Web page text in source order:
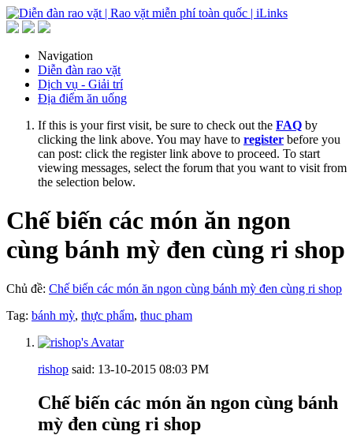
Navigation
Diễn đàn rao vặt
Dịch vụ - Giải trí
Địa điểm ăn uống
If this is your first visit, be sure to check out the FAQ by
clicking the link above. You may have to register before you
can post: click the register link above to proceed. To start
viewing messages, select the forum that you want to visit from
the selection below.
Chế biến các món ăn ngon
cùng bánh mỳ đen cùng ri shop
Chủ đề: Chế biến các món ăn ngon cùng bánh mỳ đen cùng ri shop
Tag: bánh mỳ, thực phẩm, thuc pham
rishop said: 13-10-2015 08:03 PM
Chế biến các món ăn ngon cùng bánh
mỳ đen cùng ri shop